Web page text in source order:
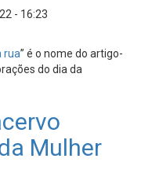
- 16:23
rua” é o nome do artigo-
do dia da
Mulher